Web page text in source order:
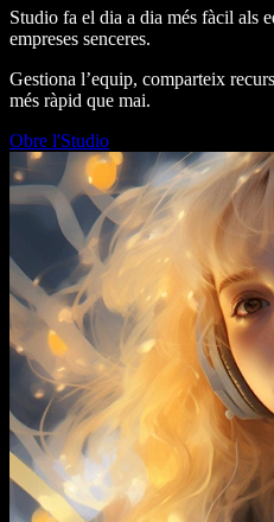
Studio fa el dia a dia més fàcil als
empreses senceres.
Gestiona l’equip, comparteix
més ràpid que mai.
Obre l'Studio